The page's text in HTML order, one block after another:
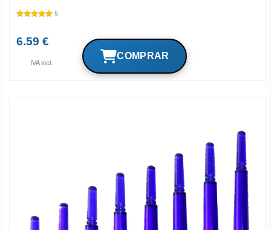
5
6.59 €
IVA incl.